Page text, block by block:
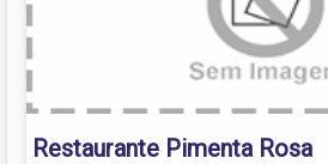
Restaurante Pimenta Rosa